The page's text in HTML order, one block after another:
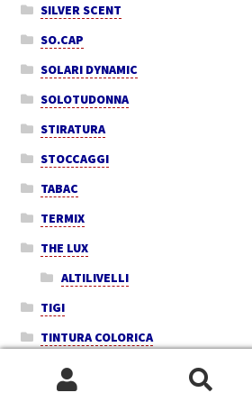
SILVER SCENT
SO.CAP
SOLARI DYNAMIC
SOLOTUDONNA
STIRATURA
STOCCAGGI
TABAC
TERMIX
THE LUX
ALTILIVELLI
TIGI
TINTURA COLORICA
TINTURA DIKSON
TINTURA SHE'S